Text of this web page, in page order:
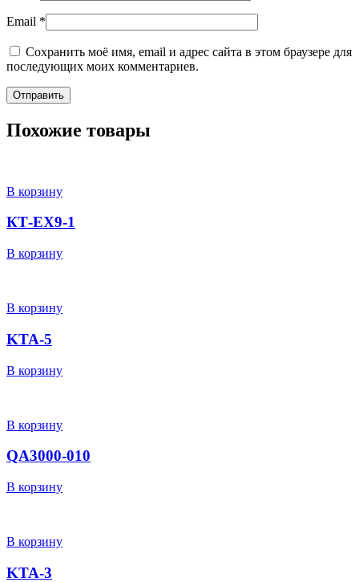
Email *
Сохранить моё имя, email и адрес сайта в этом браузере для
последующих моих комментариев.
Похожие товары
В корзину
КТ-ЕХ9-1
В корзину
В корзину
KTA-5
В корзину
В корзину
QA3000-010
В корзину
В корзину
KTA-3